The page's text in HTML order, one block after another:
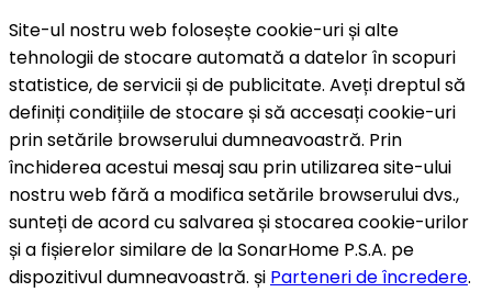
Site-ul nostru web folosește cookie-uri și alte
tehnologii de stocare automată a datelor în scopuri
statistice, de servicii și de publicitate. Aveți dreptul să
definiți condițiile de stocare și să accesați cookie-uri
prin setările browserului dumneavoastră. Prin
închiderea acestui mesaj sau prin utilizarea site-ului
nostru web fără a modifica setările browserului dvs.,
sunteți de acord cu salvarea și stocarea cookie-urilor
și a fișierelor similare de la SonarHome P.S.A. pe
dispozitivul dumneavoastră. și Parteneri de încredere.